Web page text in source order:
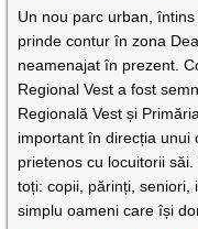
Un nou parc urban,
prinde contur în zona
neamenajat în prezent.
Regional Vest a fost
Regională Vest și
important în direcția unui
prietenos cu locuitorii
toți: copii, părinți, seniori,
simplu oameni care își